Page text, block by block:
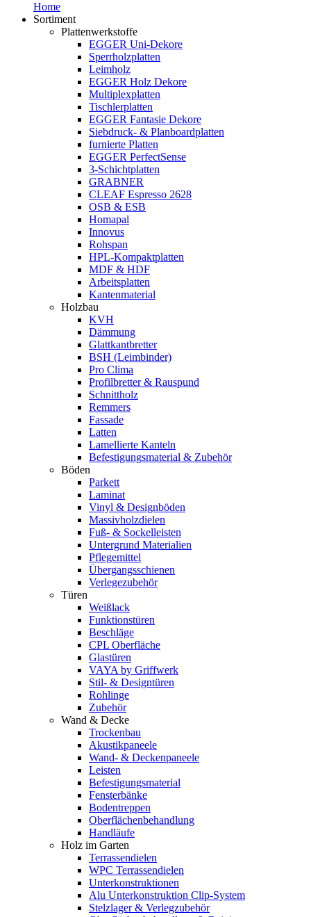
Home
Sortiment
Plattenwerkstoffe
EGGER Uni-Dekore
Sperrholzplatten
Leimholz
EGGER Holz Dekore
Multiplexplatten
Tischlerplatten
EGGER Fantasie Dekore
Siebdruck- & Planboardplatten
furnierte Platten
EGGER PerfectSense
3-Schichtplatten
GRABNER
CLEAF Espresso 2628
OSB & ESB
Homapal
Innovus
Rohspan
HPL-Kompaktplatten
MDF & HDF
Arbeitsplatten
Kantenmaterial
Holzbau
KVH
Dämmung
Glattkantbretter
BSH (Leimbinder)
Pro Clima
Profilbretter & Rauspund
Schnittholz
Remmers
Fassade
Latten
Lamellierte Kanteln
Befestigungsmaterial & Zubehör
Böden
Parkett
Laminat
Vinyl & Designböden
Massivholzdielen
Fuß- & Sockelleisten
Untergrund Materialien
Pflegemittel
Übergangsschienen
Verlegezubehör
Türen
Weißlack
Funktionstüren
Beschläge
CPL Oberfläche
Glastüren
VAYA by Griffwerk
Stil- & Designtüren
Rohlinge
Zubehör
Wand & Decke
Trockenbau
Akustikpaneele
Wand- & Deckenpaneele
Leisten
Befestigungsmaterial
Fensterbänke
Bodentreppen
Oberflächenbehandlung
Handläufe
Holz im Garten
Terrassendielen
WPC Terrassendielen
Unterkonstruktionen
Alu Unterkonstruktion Clip-System
Stelzlager & Verlegzubehör